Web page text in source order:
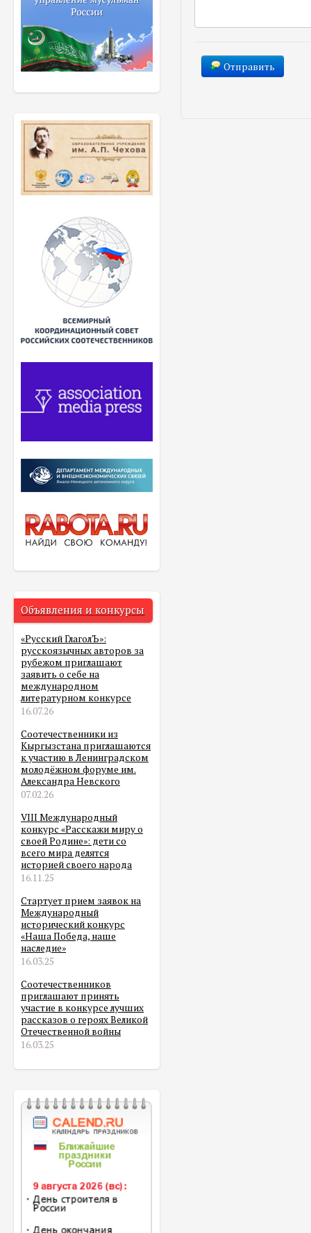
Объявления и конкурсы
«Русский ГлаголЪ»:
русскоязычных авторов за
рубежом приглашают
заявить о себе на
международном
литературном конкурсе
16.07.26
Соотечественники из
Кыргызстана приглашаются
к участию в Ленинградском
молодёжном форуме им.
Александра Невского
07.02.26
VIII Международный
конкурс «Расскажи миру о
своей Родине»: дети со
всего мира делятся
историей своего народа
16.11.25
Стартует прием заявок на
Международный
исторический конкурс
«Наша Победа, наше
наследие»
16.03.25
Соотечественников
приглашают принять
участие в конкурсе лучших
рассказов о героях Великой
Отечественной войны
16.03.25
Отправить